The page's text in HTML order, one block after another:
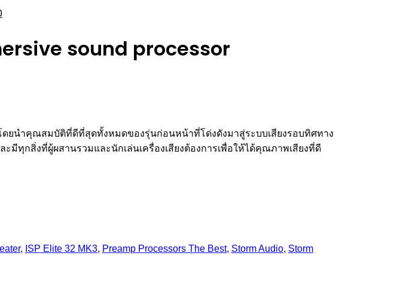
sound processor
โดยนำคุณสมบัติที่ดีที่สุดทั้งหมดของรุ่นก่อนหน้าที่โด่งดังมาสู่ระบบเสียงรอบทิศทาง
มีทุกสิ่งที่ผู้ผสานรวมและนักเล่นเครื่องเสียงต้องการเพื่อให้ได้คุณภาพเสียงที่ดี
, ISP Elite 32 MK3, Preamp Processors The Best, Storm Audio, Storm